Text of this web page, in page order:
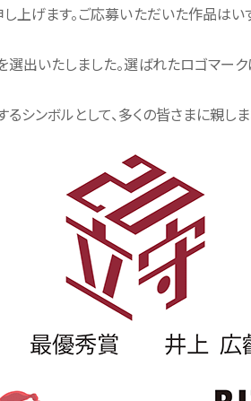
上げます。ご応募いただいた作品は
出いたしました。選ばれたロゴマー
ンボルとして、多くの皆さまに親しま